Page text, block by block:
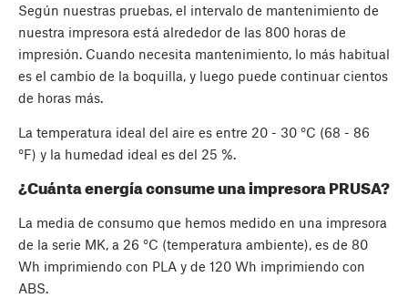
Según nuestras pruebas, el intervalo de mantenimiento de
nuestra impresora está alrededor de las 800 horas de
impresión. Cuando necesita mantenimiento, lo más habitual
es el cambio de la boquilla, y luego puede continuar cientos
de horas más.
La temperatura ideal del aire es entre 20 - 30 °C (68 - 86
°F) y la humedad ideal es del 25 %.
¿Cuánta energía consume una impresora PRUSA?
La media de consumo que hemos medido en una impresora
de la serie MK, a 26 °C (temperatura ambiente), es de 80
Wh imprimiendo con PLA y de 120 Wh imprimiendo con
ABS.